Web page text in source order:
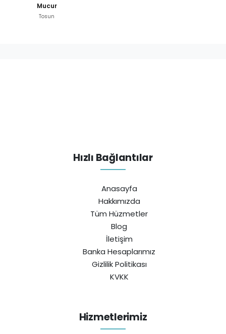
Mucur
Tosun
Hızlı Bağlantılar
Anasayfa
Hakkımızda
Tüm Hüzmetler
Blog
İletişim
Banka Hesaplarımız
Gizlilik Politikası
KVKK
Hizmetlerimiz